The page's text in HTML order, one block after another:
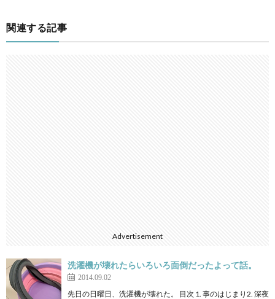
関連する記事
Advertisement
洗濯機が壊れたらいろいろ面倒だったよって話。
2014.09.02
先日の日曜日、洗濯機が壊れた。 目次 1. 事のはじまり2. 深夜